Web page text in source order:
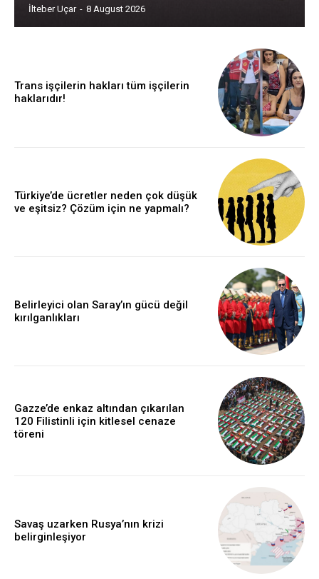
İlteber Uçar - 8 August 2026
Trans işçilerin hakları tüm işçilerin
haklarıdır!
Türkiye’de ücretler neden çok düşük
ve eşitsiz? Çözüm için ne yapmalı?
Belirleyici olan Saray’ın gücü değil
kırılganlıkları
Gazze’de enkaz altından çıkarılan
120 Filistinli için kitlesel cenaze
töreni
Savaş uzarken Rusya’nın krizi
belirginleşiyor